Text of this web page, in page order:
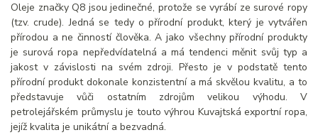
Oleje značky Q8 jsou jedinečné, protože se vyrábí ze surové ropy
(tzv. crude). Jedná se tedy o přírodní produkt, který je vytvářen
přírodou a ne činností člověka. A jako všechny přírodní produkty
je surová ropa nepředvídatelná a má tendenci měnit svůj typ a
jakost v závislosti na svém zdroji. Přesto je v podstatě tento
přírodní produkt dokonale konzistentní a má skvělou kvalitu, a to
představuje vůči ostatním zdrojům velikou výhodu. V
petrolejářském průmyslu je touto výhrou Kuvajtská exportní ropa,
jejíž kvalita je unikátní a bezvadná.